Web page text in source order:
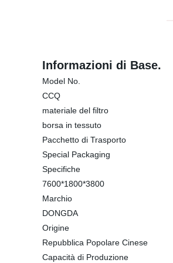
Informazioni di Base.
Model No.
CCQ
materiale del filtro
borsa in tessuto
Pacchetto di Trasporto
Special Packaging
Specifiche
7600*1800*3800
Marchio
DONGDA
Origine
Repubblica Popolare Cinese
Capacità di Produzione